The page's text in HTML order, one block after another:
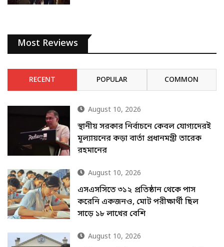
Most Reviews
RECENT POPULAR COMMON
August 10, 2026
স্থানীয় সরকার নির্বাচনে কেবল যোগ্যদেরই
মূল্যায়নের কড়া বার্তা প্রধানমন্ত্রী তারেক
রহমানের
August 10, 2026
এসএসসিতে ৩১২ প্রতিষ্ঠান থেকে পাস
করেনি একজনও, মোট পরীক্ষার্থী ছিল
সাড়ে ১৮ লাখের বেশি
August 10, 2026